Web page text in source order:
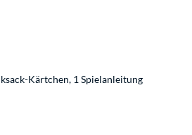
Kärtchen, 1 Spielanleitung